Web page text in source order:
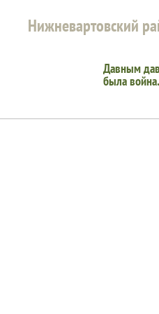
Нижневартовский
Давным
была